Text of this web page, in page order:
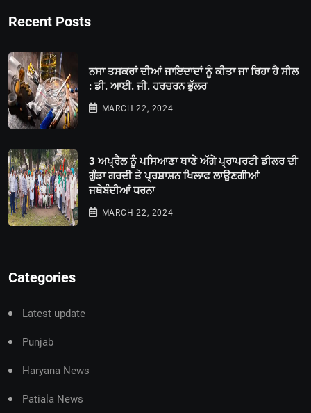
Recent Posts
ਨਸਾ ਤਸਕਰਾਂ ਦੀਆਂ ਜਾਇਦਾਦਾਂ ਨੂੰ ਕੀਤਾ ਜਾ ਰਿਹਾ ਹੈ ਸੀਲ
: ਡੀ. ਆਈ. ਜੀ. ਹਰਚਰਨ ਭੁੱਲਰ
MARCH 22, 2024
3 ਅਪ੍ਰੈਲ ਨੂੰ ਪਸਿਆਣਾ ਥਾਣੇ ਅੱਗੇ ਪ੍ਰਾਪਰਟੀ ਡੀਲਰ ਦੀ
ਗੁੰਡਾ ਗਰਦੀ ਤੇ ਪ੍ਰਸ਼ਾਸ਼ਨ ਖਿਲਾਫ ਲਾਉਣਗੀਆਂ
ਜਥੇਬੰਦੀਆਂ ਧਰਨਾ
MARCH 22, 2024
Categories
Latest update
Punjab
Haryana News
Patiala News